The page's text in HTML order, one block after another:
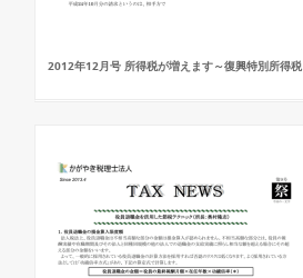
2012年12月号 所得税が増えます～復興特別所得税